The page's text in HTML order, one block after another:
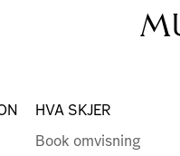
HVA SKJER
Book omvisning